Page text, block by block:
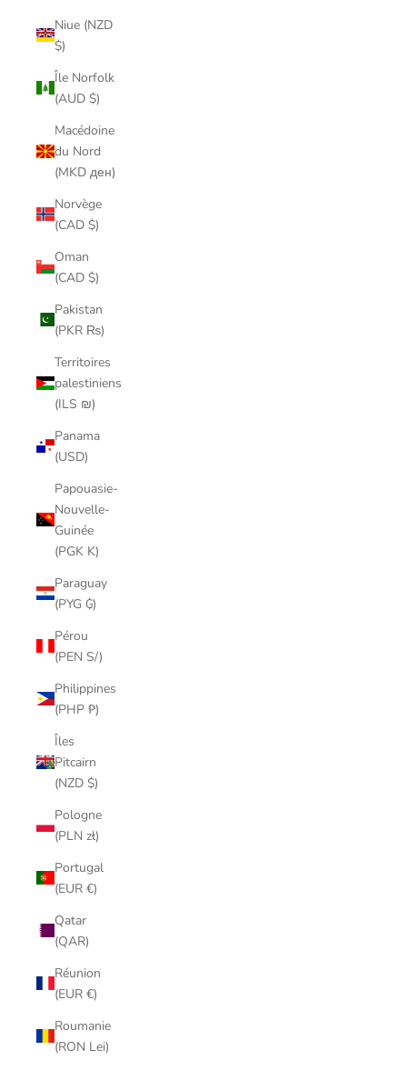
Niue (NZD
$)
Île Norfolk
(AUD $)
Macédoine
du Nord
(MKD ден)
Norvège
(CAD $)
Oman
(CAD $)
Pakistan
(PKR ₨)
Territoires
palestiniens
(ILS ₪)
Panama
(USD)
Papouasie-
Nouvelle-
Guinée
(PGK K)
Paraguay
(PYG ₲)
Pérou
(PEN S/)
Philippines
(PHP ₱)
Îles
Pitcairn
(NZD $)
Pologne
(PLN zł)
Portugal
(EUR €)
Qatar
(QAR)
Réunion
(EUR €)
Roumanie
(RON Lei)